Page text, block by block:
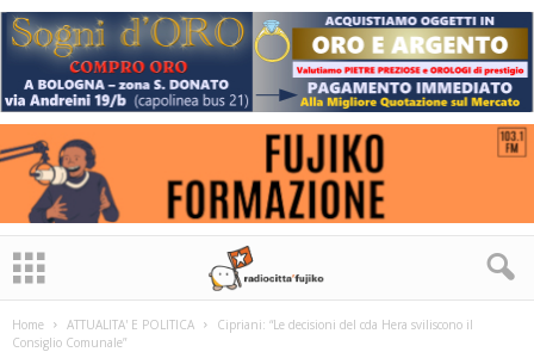
Home ATTUALITA' E POLITICA
Cipriani: “Le decisioni del cda Hera sviliscono il
Consiglio Comunale”